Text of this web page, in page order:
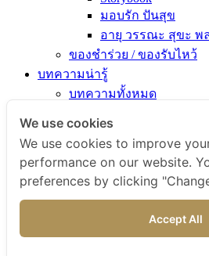
มอบรัก ปันสุข
อายุ วรรณะ สุขะ พ
ของชำร่วย / ของรับไหว้
บทความน่ารู้
บทความทั้งหมด
ไขข้อสงสัยเรื่องข้าว
คัมภีร์เข้าครัว
สารพัดเมนูอร่อย
สุขภาพดีกับข้าวธรรม
We use cookies
We use cookies to improve
performance on our website.
preferences by clicking
Accept All